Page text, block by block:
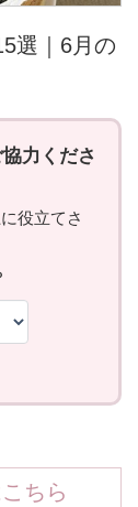
選｜6月の
ちら